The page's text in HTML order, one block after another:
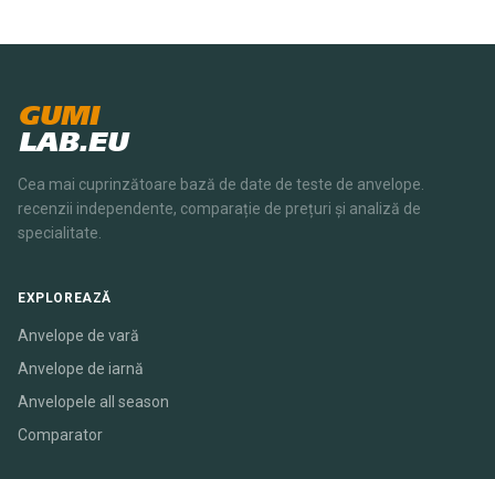
GUMI
LAB.EU
Cea mai cuprinzătoare bază de date de teste de anvelope.
recenzii independente, comparație de prețuri și analiză de
specialitate.
EXPLOREAZĂ
Anvelope de vară
Anvelope de iarnă
Anvelopele all season
Comparator